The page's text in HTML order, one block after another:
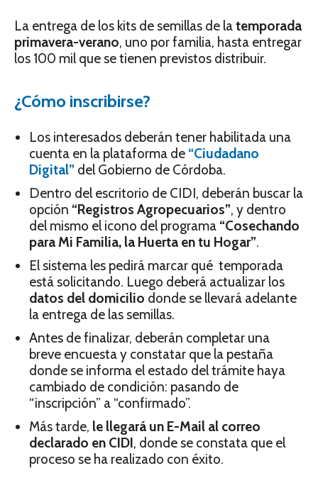
La entrega de los kits de semillas de latemporada
primavera-verano, uno por familia, hasta entregar
los 100 mil que se tienen previstos distribuir.
¿Cómo inscribirse?
Los interesados deberán tener habilitada una
cuenta en la plataforma de “Ciudadano
Digital” del Gobierno de Córdoba.
Dentro del escritorio de CIDI, deberán buscar la
opción “Registros Agropecuarios”, y dentro
del mismo el icono del programa “Cosechando
para Mi Familia, la Huerta en tu Hogar”.
El sistema les pedirá marcar qué temporada
está solicitando. Luego deberá actualizar los
datos del domicilio donde se llevará adelante
la entrega de las semillas.
Antes de finalizar, deberán completar una
breve encuesta y constatar que la pestaña
donde se informa el estado del trámite haya
cambiado de condición: pasando de
“inscripción” a “confirmado”.
Más tarde, le llegará un E-Mail al correo
declarado en CIDI, donde se constata que el
proceso se ha realizado con éxito.